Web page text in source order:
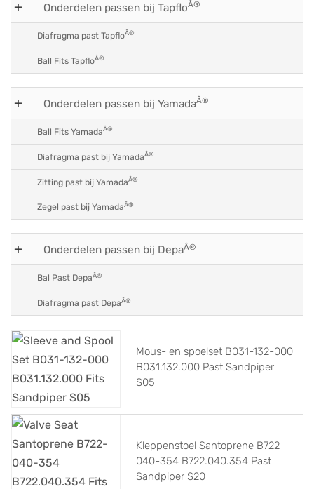
Onderdelen passen bij TapfloÂ®
Diafragma past TapfloÂ®
Ball Fits TapfloÂ®
Onderdelen passen bij YamadaÂ®
Ball Fits YamadaÂ®
Diafragma past bij YamadaÂ®
Zitting past bij YamadaÂ®
Zegel past bij YamadaÂ®
Onderdelen passen bij DepaÂ®
Bal Past DepaÂ®
Diafragma past DepaÂ®
Mous- en spoelset B031-132-000
B031.132.000 Past Sandpiper
S05
Kleppenstoel Santoprene B722-
040-354 B722.040.354 Past
Sandpiper S20